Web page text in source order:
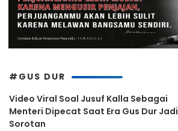
#GUS DUR
Video Viral Soal Jusuf Kalla Sebagai
Menteri Dipecat Saat Era Gus Dur Jadi
Sorotan